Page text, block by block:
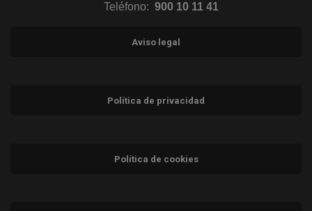
Teléfono: 900 10 11 41
Aviso legal
Política de privacidad
Política de cookies